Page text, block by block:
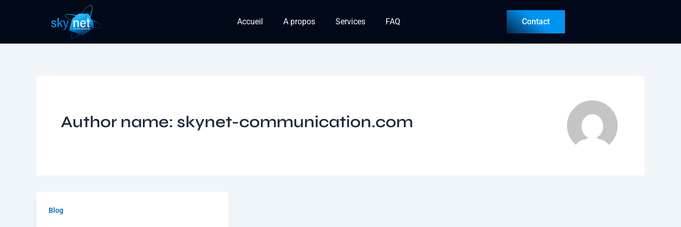
Accueil A propos Services FAQ Contact
Author name: skynet-communication.com
Blog